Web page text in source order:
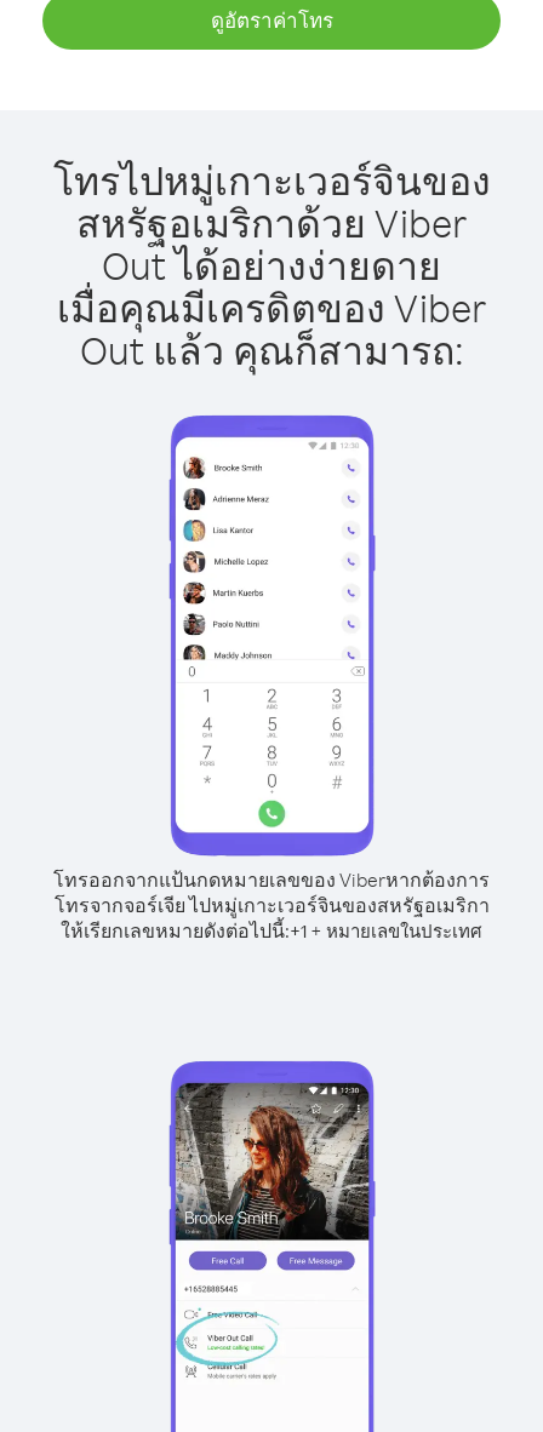
ดูอัตราค่าโทร
โทรไปหมู่เกาะเวอร์จินของ
สหรัฐอเมริกาด้วย Viber
Out ได้อย่างง่ายดาย
เมื่อคุณมีเครดิตของ Viber
Out แล้ว คุณก็สามารถ:
โทรออกจากแป้นกดหมายเลขของ Viberหากต้องการ
โทรจากจอร์เจีย ไปหมู่เกาะเวอร์จินของสหรัฐอเมริกา
ให้เรียกเลขหมายดังต่อไปนี้:+1 + หมายเลขในประเทศ